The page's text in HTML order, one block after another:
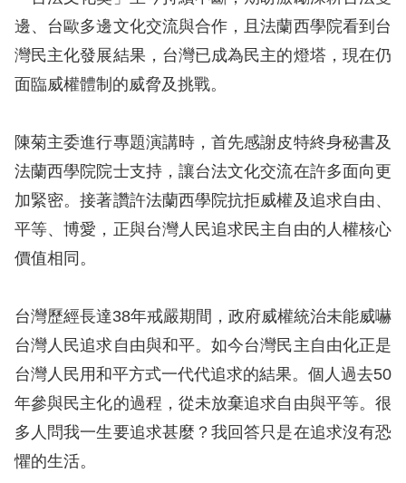
權
業
務
核
心
人
權
公
約
陳
情
申
訴
人
資
邊、台歐多邊文化交流與合作，且法蘭西學院看到台
灣民主化發展結果，台灣已成為民主的燈塔，現在仍
面臨威權體制的威脅及挑戰。
陳菊主委進行專題演講時，首先感謝皮特終身秘書及
法蘭西學院院士支持，讓台法文化交流在許多面向更
加緊密。接著讚許法蘭西學院抗拒威權及追求自由、
平等、博愛，正與台灣人民追求民主自由的人權核心
價值相同。
台灣歷經長達38年戒嚴期間，政府威權統治未能威嚇
台灣人民追求自由與和平。如今台灣民主自由化正是
台灣人民用和平方式一代代追求的結果。個人過去50
年參與民主化的過程，從未放棄追求自由與平等。很
多人問我一生要追求甚麼？我回答只是在追求沒有恐
懼的生活。